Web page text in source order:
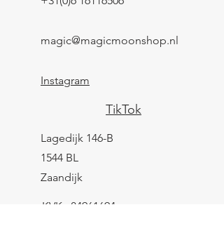
magic@magicmoonshop.nl
Instagram
TikTok
Lagedijk 146-B
1544 BL
Zaandijk
KVK: 84961694